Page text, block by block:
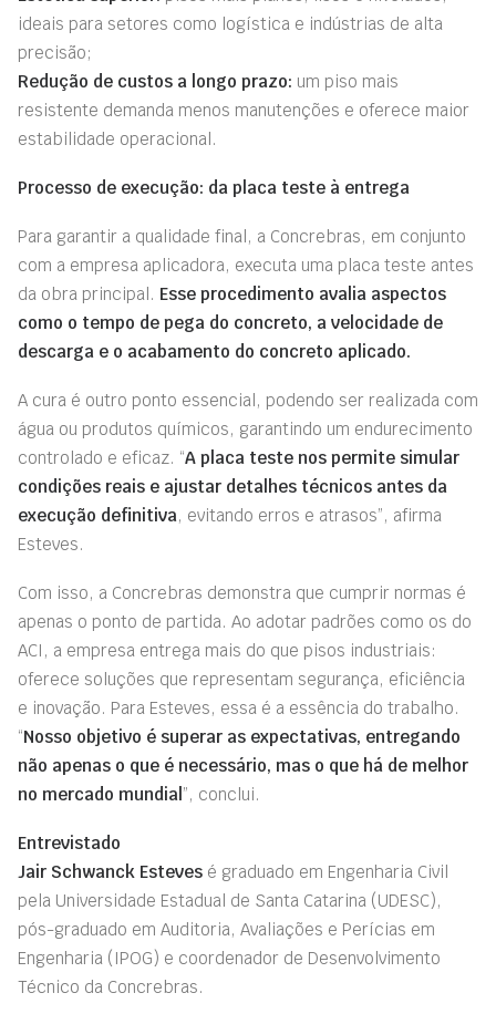
ideais para setores como logística e indústrias de alta
precisão;
Redução de custos a longo prazo: um piso mais
resistente demanda menos manutenções e oferece maior
estabilidade operacional.
Processo de execução: da placa teste à entrega
Para garantir a qualidade final, a Concrebras, em conjunto
com a empresa aplicadora, executa uma placa teste antes
da obra principal. Esse procedimento avalia aspectos
como o tempo de pega do concreto, a velocidade de
descarga e o acabamento do concreto aplicado.
A cura é outro ponto essencial, podendo ser realizada com
água ou produtos químicos, garantindo um endurecimento
controlado e eficaz. “A placa teste nos permite simular
condições reais e ajustar detalhes técnicos antes da
execução definitiva, evitando erros e atrasos”, afirma
Esteves.
Com isso, a Concrebras demonstra que cumprir normas é
apenas o ponto de partida. Ao adotar padrões como os do
ACI, a empresa entrega mais do que pisos industriais:
oferece soluções que representam segurança, eficiência
e inovação. Para Esteves, essa é a essência do trabalho.
“Nosso objetivo é superar as expectativas, entregando
não apenas o que é necessário, mas o que há de melhor
no mercado mundial ”, conclui.
Entrevistado
Jair Schwanck Esteves é graduado em Engenharia Civil
pela Universidade Estadual de Santa Catarina (UDESC),
pós-graduado em Auditoria, Avaliações e Perícias em
Engenharia (IPOG) e coordenador de Desenvolvimento
Técnico da Concrebras.